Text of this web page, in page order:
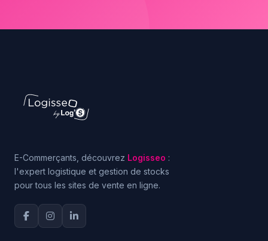
E-Commerçants, découvrez Logisseo :
l'expert logistique et gestion de stocks
pour tous les sites de vente en ligne.